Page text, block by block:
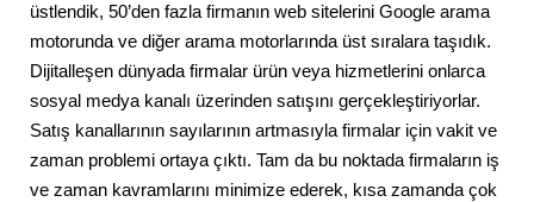
üstlendik, 50’den fazla firmanın web sitelerini Google arama
motorunda ve diğer arama motorlarında üst sıralara taşıdık.
Dijitalleşen dünyada firmalar ürün veya hizmetlerini onlarca
sosyal medya kanalı üzerinden satışını gerçekleştiriyorlar.
Satış kanallarının sayılarının artmasıyla firmalar için vakit ve
zaman problemi ortaya çıktı. Tam da bu noktada firmaların iş
ve zaman kavramlarını minimize ederek, kısa zamanda çok